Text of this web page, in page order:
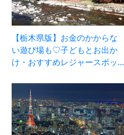
【栃木県版】お金のかからな
い遊び場も♡子どもとお出か
け・おすすめレジャースポッ…